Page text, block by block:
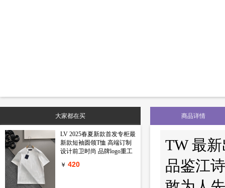
大家都在买
LV 2025春夏新款首发专柜最
新款短袖圆领T恤 高端订制
设计前卫时尚 品牌logo重工
面料.手感柔软.穿着舒适.专
￥ 420
商品详情
TW 最新
品鉴江